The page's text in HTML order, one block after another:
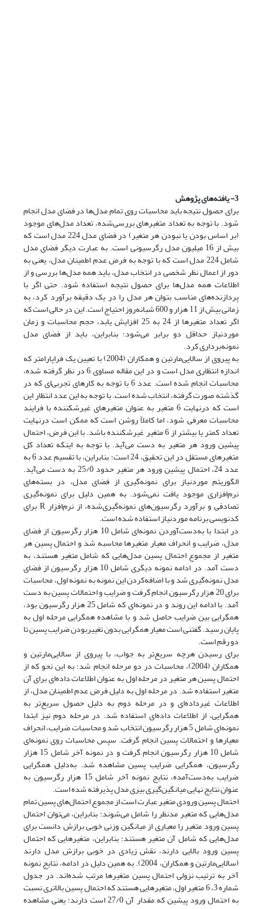
3- یافته‌های پژوهش
برای حصول نتیجه باید محاسبات روی تمام مدل‌ها در فضای مدل انجام
شود. با توجه به تعداد متغیرهای بررسی‌شده، تعداد مدل‌های موجود
(بر اساس بودن یا نبودن هر متغیر) در فضای مدل 224 مدل است که
بیش از 16 میلیون مدل رگرسیونی است. به ‌عبارت دیگر فضای مدل
شامل 224 مدل است که با توجه به فرض عدم اطمینان مدل، یعنی به
دور از اعمال نظر شخصی در انتخاب مدل، باید همه مدل‌ها بررسی و از
اطلاعات همه مدل‌ها برای حصول نتیجه استفاده شود. حتی اگر با
پردازنده‌های مناسب بتوان هر مدل را در یک دقیقه برآورد کرد، به
زمانی بیش از 11 هزار و 600 شبانه‌روز احتیاج است. این در حالی است که
اگر تعداد متغیرها از 24 به 25 افزایش یابد، حجم محاسبات و زمان
مورد‌نیاز حداقل دو برابر می‌شود؛ بنابراین، باید از فضای مدل
نمونه‌برداری کرد.
به پیروی از سالایی‌مارتین و همکاران (2004) با تعیین یک فراپارامتر که
اندازه انتظاری مدل است و در این مقاله مساوی 6 در نظر گرفته شده،
محاسبات انجام شده است. عدد 6 با توجه به کارهای تجربی‌ای که در
گذشته صورت گرفته، انتخاب شده است. با توجه به این عدد انتظار این
است که در‌نهایت 6 متغیر به ‌عنوان متغیرهای غیرشکننده با فرایند
محاسبات معرفی شود، اما کاملاً روشن است که ممکن است درنهایت
تعداد کمتر یا بیشتر از 6 متغیر غیرشکننده باشد. با این فرض، احتمال
پیشین ورود هر متغیر به‌ دست می‌آید. با توجه به اینکه تعداد کل
متغیرهای مستقل در این تحقیق، 24 است؛ بنابراین، با تقسیم عدد 6 به
عدد 24، احتمال پیشین ورود هر متغیر حدود 25/0 به ‌دست می‌آید.
الگوریتم مورد‌نیاز برای نمونه‌گیری از فضای مدل، در بسته‌های
نرم‌افزاری موجود یافت نمی‌شود. به‌ همین دلیل برای نمونه‌گیری
تصادفی و برآورد رگرسیون‌های نمونه‌گیری‌شده، از نرم‌افزار R برای
کدنویسی برنامه مورد‌نیاز استفاده شده است.
در ابتدا با به‌دست‌آوردن نمونه‌ای شامل 10 هزار رگرسیون از فضای
مدل، ضرایب و انحراف معیار متغیرها محاسبه شد و احتمال پسین هر
متغیر از مجموع احتمال پسین مدل‌هایی که شامل متغیر هستند، به
‌دست آمد. در ادامه نمونه‌ دیگری شامل 10 هزار رگرسیون از فضای
مدل نمونه‌گیری شد و با اضافه‌کردن این نمونه به نمونه اول، محاسبات
برای 20 هزار رگرسیون انجام گرفت و ضرایب و احتمالات پسین به‌ دست
آمد. با ادامه این روند و در نمونه‌ای که شامل 25 هزار رگرسیون بود،
همگرایی بین ضرایب حاصل شد و با مشاهده همگرایی مرحله‌ اول به
پایان رسید. گفتنی است معیار همگرایی بدون تغییربودن ضرایب پسین تا
دو رقم است.
برای رسیدن هرچه سریع‌تر به جواب، با پیروی از سالایی‌مارتین و
همکاران (2004)، محاسبات در دو مرحله انجام شد؛ به این نحو که از
احتمال پسین هر متغیر در مرحله‌ اول به ‌عنوان اطلاعات داده‌‌ای برای آن
متغیر استفاده شد. در مرحله‌ اول به‌ دلیل فرض عدم اطمینان مدل، از
اطلاعات غیرداده‌ای و در مرحله‌ دوم به دلیل حصول سریع‌تر به
همگرایی، از اطلاعات داده‌ای استفاده شد. در مرحله‌ دوم نیز ابتدا
نمونه‌ای شامل 5 هزار رگرسیون انتخاب شد و محاسبات ضرایب، انحراف
معیارها و احتمالات پسین انجام گرفت. سپس محاسبات روی نمونه‌ای
شامل 10 هزار رگرسیون انجام گرفت و در نمونه آخر شامل 15 هزار
رگرسیون، همگرایی ضرایب پسین مشاهده شد. به‌دلیل همگرایی
ضرایب به‌دست‌آمده، نتایج نمونه آخر شامل 15 هزار رگرسیون به
عنوان نتایج نهایی میانگین‌گیری بیزی مدل پذیرفته شده است.
احتمال پسین ورودی متغیر عبارت است از مجموع احتمال‌های پسین تمام
مدل‌هایی که متغیر مد‌نظر را شامل می‌شوند؛ بنابراین، می‌توان احتمال
پسین ورود متغیر را معیاری از میانگین وزنی خوبی برازش دانست برای
مدل‌هایی که شامل آن متغیر هستند؛ بنابراین، متغیرهایی که احتمال
پسین ورود بالایی دارند، نقش زیادی در خوبی برازش مدل دارند
(سالایی‌مارتین و همکاران، 2004). به‌ همین دلیل در ادامه، نتایج نمونه
آخر به‌ ترتیب نزولی احتمال پسین متغیرها مرتب شده‌اند. در جدول
شماره 3، 6 متغیر اول، متغیرهایی هستند که احتمال پسین بالاتری نسبت
به احتمال ورود پیشین که مقدار آن 27/0 است دارند؛ یعنی مشاهده